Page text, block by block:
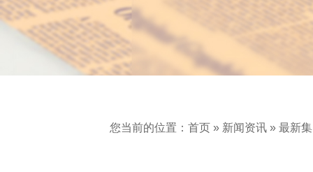
您当前的位置： 首页» 新闻资讯» 最新